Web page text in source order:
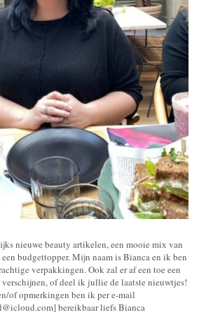
nieuwe beauty artikelen, een mooie mix van
budgettopper. Mijn naam is Bianca en ik ben
verpakkingen. Ook zal er af een toe een
of deel ik jullie de laatste nieuwtjes!
of opmerkingen ben ik per e-mail
bereikbaar liefs Bianca